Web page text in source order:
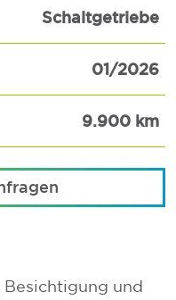
Schaltgetriebe
01/2026
9.900 km
und